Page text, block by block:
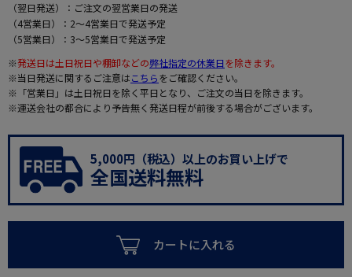
（翌日発送）：ご注文の翌営業日の発送
（4営業日）：2～4営業日で発送予定
（5営業日）：3～5営業日で発送予定
※発送日は土日祝日や棚卸などの弊社指定の休業日を除きます。
※当日発送に関するご注意はこちらをご確認ください。
※「営業日」は土日祝日を除く平日となり、ご注文の当日を除きます。
※運送会社の都合により予告無く発送日程が前後する場合がございます。
5,000円（税込）以上のお買い上げで
全国送料無料
カートに入れる